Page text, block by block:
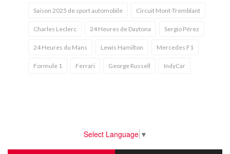
Saison 2025 de sport automobile Circuit Mont-Tremblant
Charles Leclerc 24 Heures de Daytona Sergio Pérez
24 Heures du Mans Lewis Hamilton Mercedes F1
Formule 1 Ferrari George Russell IndyCar
Select Language ▼